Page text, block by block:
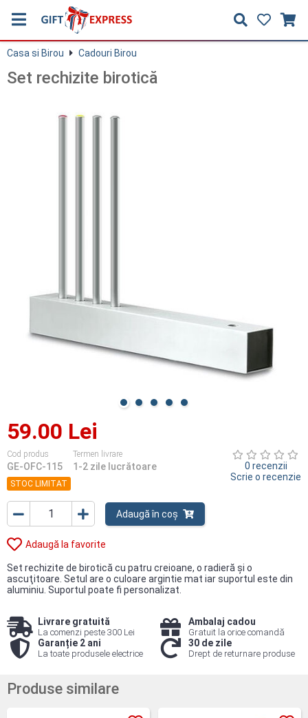
Casa si Birou Cadouri Birou
Set rechizite birotică
59.00 Lei
Cod produs
GE-OFC-115
Termen livrare
1-2 zile lucrătoare
STOC LIMITAT
0 recenzii
Scrie o recenzie
Adaugă în coș
Adaugă la favorite
Set rechizite de birotică cu patru creioane, o radieră şi o
ascuţitoare. Setul are o culoare argintie mat iar suportul este din
aluminiu. Suportul poate fi personalizat.
Livrare gratuită
La comenzi peste 300 Lei
Ambalaj cadou
Gratuit la orice comandă
Garanție 2 ani
La toate produsele electrice
30 de zile
Drept de returnare produse
Produse similare